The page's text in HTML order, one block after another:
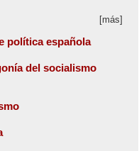
[más]
política española
del socialismo